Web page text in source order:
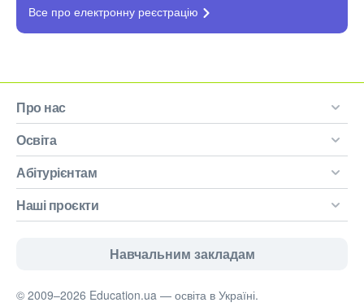
Все про електронну реєстрацію
Про нас
Освіта
Абітурієнтам
Наші проєкти
Навчальним закладам
© 2009–2026 Education.ua — освіта в Україні.